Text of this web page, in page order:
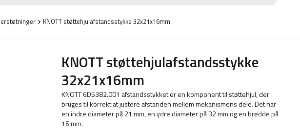
KNOTT støttehjulafstandsstykke 32x21x16mm
KNOTT støttehjulafstandsstykke
32x21x16mm
KNOTT 6D5382.001 afstandsstykket er en komponent til støttehjul, der
bruges til korrekt at justere afstanden mellem mekanismens dele. Det har
en indre diameter på 21 mm, en ydre diameter på 32 mm og en bredde på
16 mm.